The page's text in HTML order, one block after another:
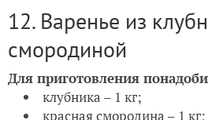
12. Варенье из
смородиной
Для приготовления
клубника – 1 кг;
красная смородина – 1 кг;